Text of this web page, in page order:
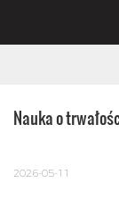
Nauka o
2026-05-11